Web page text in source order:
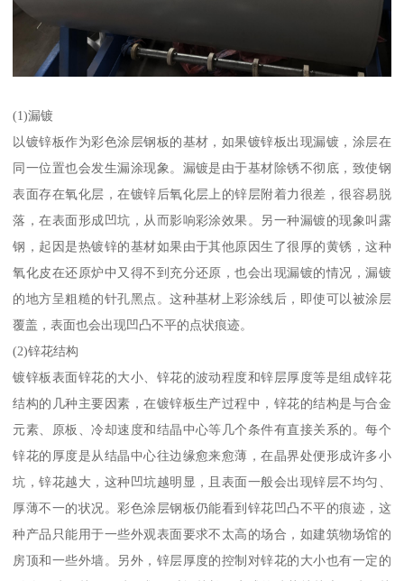
(1)漏镀
以镀锌板作为彩色涂层钢板的基材，如果镀锌板出现漏镀，涂层在
同一位置也会发生漏涂现象。漏镀是由于基材除锈不彻底，致使钢
表面存在氧化层，在镀锌后氧化层上的锌层附着力很差，很容易脱
落，在表面形成凹坑，从而影响彩涂效果。另一种漏镀的现象叫露
钢，起因是热镀锌的基材如果由于其他原因生了很厚的黄锈，这种
氧化皮在还原炉中又得不到充分还原，也会出现漏镀的情况，漏镀
的地方呈粗糙的针孔黑点。这种基材上彩涂线后，即使可以被涂层
覆盖，表面也会出现凹凸不平的点状痕迹。
(2)锌花结构
镀锌板表面锌花的大小、锌花的波动程度和锌层厚度等是组成锌花
结构的几种主要因素，在镀锌板生产过程中，锌花的结构是与合金
元素、原板、冷却速度和结晶中心等几个条件有直接关系的。每个
锌花的厚度是从结晶中心往边缘愈来愈薄，在晶界处便形成许多小
坑，锌花越大，这种凹坑越明显，且表面一般会出现锌层不均匀、
厚薄不一的状况。彩色涂层钢板仍能看到锌花凹凸不平的痕迹，这
种产品只能用于一些外观表面要求不太高的场合，如建筑物场馆的
房顶和一些外墙。另外，锌层厚度的控制对锌花的大小也有一定的